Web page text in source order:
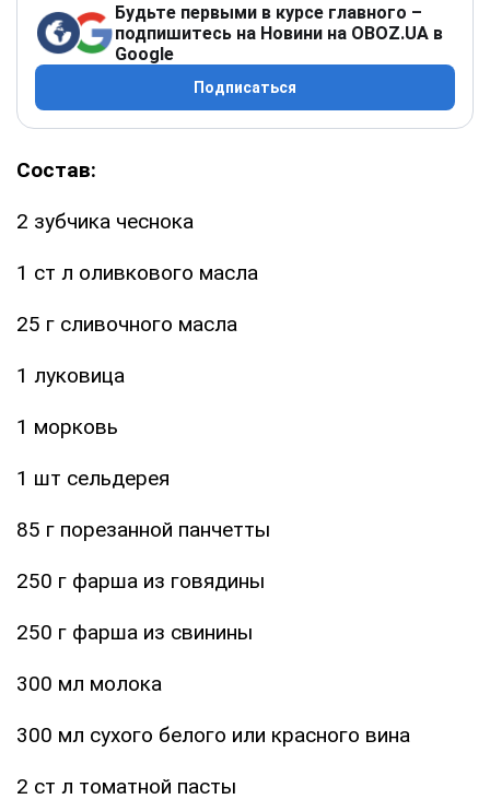
Будьте первыми в курсе главного –
подпишитесь на Новини на OBOZ.UA в
Google
Подписаться
Состав:
2 зубчика чеснока
1 ст л оливкового масла
25 г сливочного масла
1 луковица
1 морковь
1 шт сельдерея
85 г порезанной панчетты
250 г фарша из говядины
250 г фарша из свинины
300 мл молока
300 мл сухого белого или красного вина
2 ст л томатной пасты